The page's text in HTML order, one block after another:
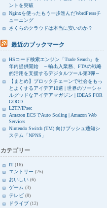
ントを突破
Nginxを使ったもう一歩進んだWordPressチ
ューニング
さくらのクラウドは本当に安いのか？
最近のブックマーク
HSコード検索エンジン「Trade Search」を
年内提供開始 ～輸出入業務、FTAの戦略
的活用を支援するデジタルツール第3弾～
【まとめ】ブロックチェーンで社会をもっ
とよくするアイデア10選 | 世界のソーシャ
ルグッドなアイデアマガジン | IDEAS FOR
GOOD
L2TP/IPsec
Amazon ECSでAuto Scaling | Amazon Web
Services
Nintendo Switch (TM) 向けプッシュ通知シ
ステム「NPNS」
カテゴリー
IT (16)
エントリー (25)
おいしい (6)
ゲーム (3)
テレビ (8)
ドライブ (12)